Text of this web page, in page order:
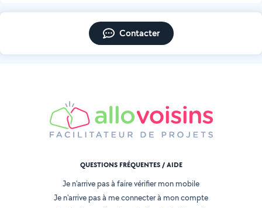
Contacter
QUESTIONS FRÉQUENTES / AIDE
Je n'arrive pas à faire vérifier mon mobile
Je n'arrive pas à me connecter à mon compte